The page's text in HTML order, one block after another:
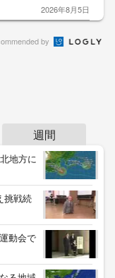
2026年8月5日
by
週間
地方に
挑戦続
動会で